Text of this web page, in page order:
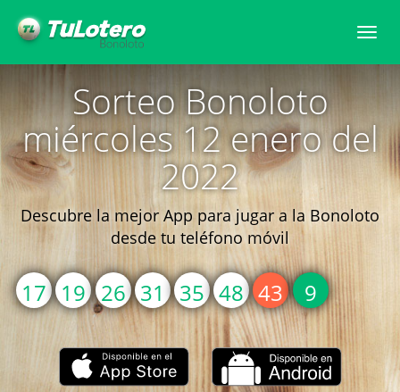
Sorteo Bonoloto
miércoles 12 enero del
2022
Descubre la mejor App para jugar a la Bonoloto
desde tu teléfono móvil
17 19 26 31 35 48 43 9